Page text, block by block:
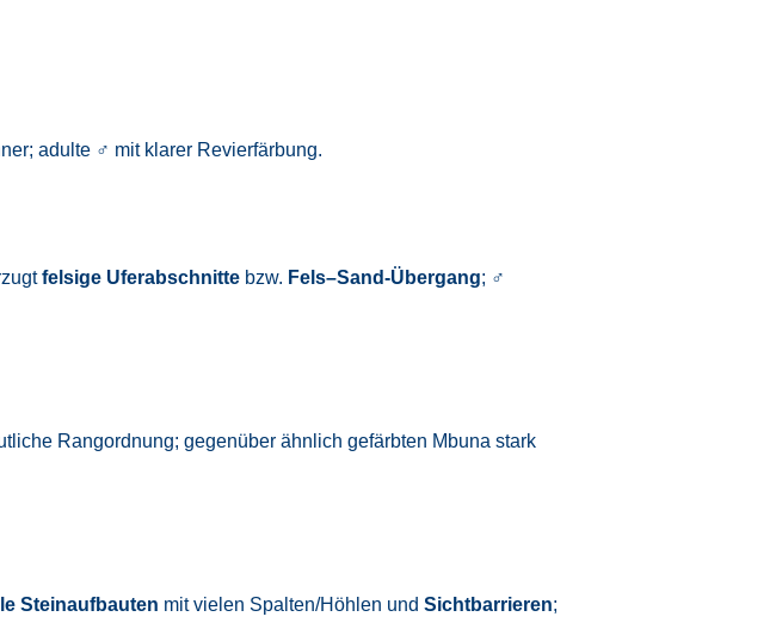
adulte ♂ mit klarer Revierfärbung.
felsige Uferabschnittebzw. Fels–Sand-Übergang; ♂
Rangordnung; gegenüber ähnlich gefärbten Mbuna stark
Steinaufbauten mit vielen Spalten/Höhlen und Sichtbarrieren;